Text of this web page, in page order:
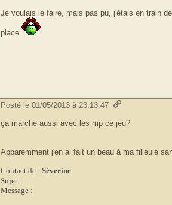
Je voulais le faire, mais pas pu, j'étais en train
place
Posté le 01/05/2013 à 23:13:47
ça marche aussi avec les mp ce jeu?
Apparemment j'en ai fait un beau à ma filleule
Contact de : Séverine
Sujet :
Message :